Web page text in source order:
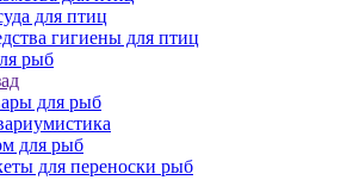
для птиц
гигиены для птиц
рыб
для рыб
для рыб
для переноски рыб